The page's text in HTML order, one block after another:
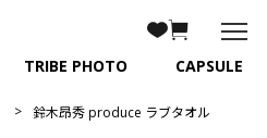
TRIBE PHOTO CAPSULE
鈴木昂秀 produce ラブタオル